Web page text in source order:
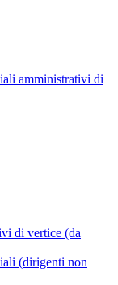
amministrativi di
di vertice (da
(dirigenti non